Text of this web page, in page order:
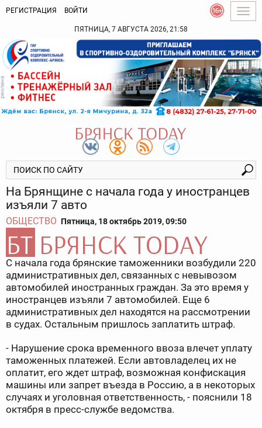
РЕГИСТРАЦИЯ ВОЙТИ
ПЯТНИЦА, 7 АВГУСТА 2026, 21:58
На Брянщине с начала года у иностранцев
изъяли 7 авто
ОБЩЕСТВО Пятница, 18 октябрь 2019, 09:50
С начала года брянские таможенники возбудили 220
административных дел, связанных с невывозом
автомобилей иностранных граждан. За это время у
иностранцев изъяли 7 автомобилей. Еще 6
административных дел находятся на рассмотрении
в судах. Остальным пришлось заплатить штраф.
- Нарушение срока временного ввоза влечет уплату
таможенных платежей. Если автовладелец их не
оплатит, его ждет штраф, возможная конфискация
машины или запрет въезда в Россию, а в некоторых
случаях и уголовная ответственность, - пояснили 18
октября в пресс-службе ведомства.